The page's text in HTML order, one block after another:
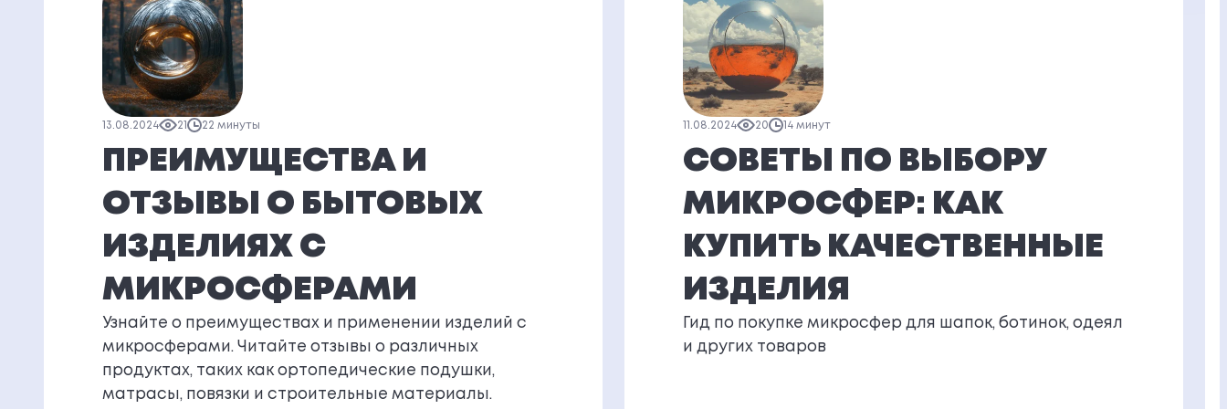
13.08.2024 21 22 минуты
ПРЕИМУЩЕСТВА И
ОТЗЫВЫ О БЫТОВЫХ
ИЗДЕЛИЯХ С
МИКРОСФЕРАМИ
Узнайте о преимуществах и применении изделий с
микросферами. Читайте отзывы о различных
продуктах, таких как ортопедические подушки,
матрасы, повязки и строительные материалы.
11.08.2024 20 14 минут
СОВЕТЫ ПО ВЫБОРУ
МИКРОСФЕР: КАК
КУПИТЬ КАЧЕСТВЕННЫЕ
ИЗДЕЛИЯ
Гид по покупке микросфер для шапок, ботинок, одеял
и других товаров